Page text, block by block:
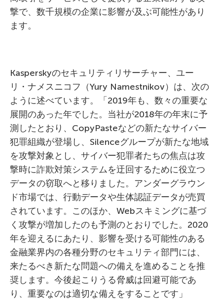
撃で、数千規模の企業に影響が及ぶ可能性があり
ます。
Kasperskyのセキュリティリサーチャー、ユー
リ・ナメスニコフ（Yury Namestnikov）は、次の
ように述べています。「2019年も、数々の重要な
展開のあった年でした。当社が2018年の年末に予
測したとおり、CopyPasteなどの新たなサイバー
犯罪組織が登場し、Silenceグループが新たな地域
を攻撃対象とし、サイバー犯罪者たちの焦点は攻
撃時に詐欺対策システムを迂回するために役立つ
データの窃取へと移りました。アンダーグラウン
ド市場では、行動データや生体認証データが売買
されています。このほか、Webスキミングに基づ
く攻撃が増加したのも予測のとおりでした。2020
年を迎えるにあたり、影響を受ける可能性のある
金融業界内の各種分野のセキュリティ部門には、
来たるべき新たな問題への備えを進めることを推
奨します。今後起こりうる脅威は回避可能であ
り、重要なのは適切な備えをすることです」